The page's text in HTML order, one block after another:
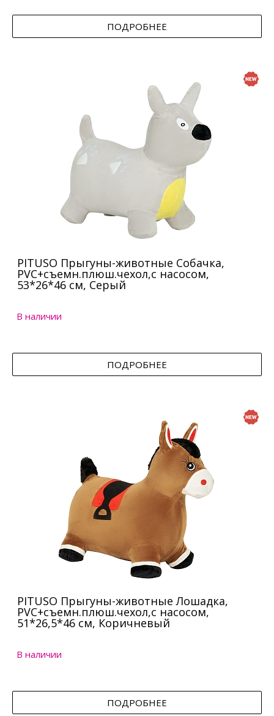
ПОДРОБНЕЕ
PITUSO Прыгуны-животные Собачка,
PVC+съемн.плюш.чехол,с насосом,
53*26*46 см, Серый
В наличии
ПОДРОБНЕЕ
PITUSO Прыгуны-животные Лошадка,
PVC+съемн.плюш.чехол,с насосом,
51*26,5*46 см, Коричневый
В наличии
ПОДРОБНЕЕ